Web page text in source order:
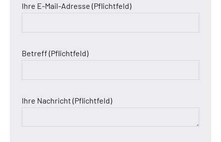
Ihre E-Mail-Adresse (Pflichtfeld)
Betreff (Pflichtfeld)
Ihre Nachricht (Pflichtfeld)